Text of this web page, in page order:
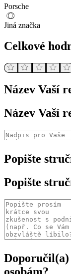
Porsche
Jiná značka
Celkové
Název Vaší
Název Vaší
Popište
Popište
Doporučil(a)
osobám?